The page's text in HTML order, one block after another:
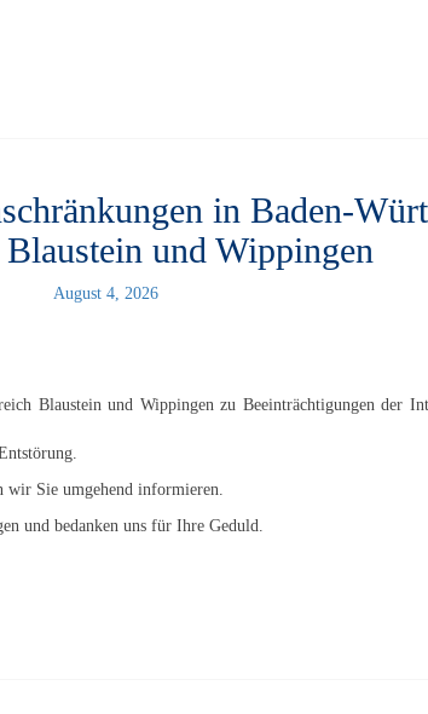
in Baden-
und Wippingen
August 4, 2026
Blaustein und Wippingen zu Beeinträchtigungen der
wir Sie umgehend informieren.
und bedanken uns für Ihre Geduld.